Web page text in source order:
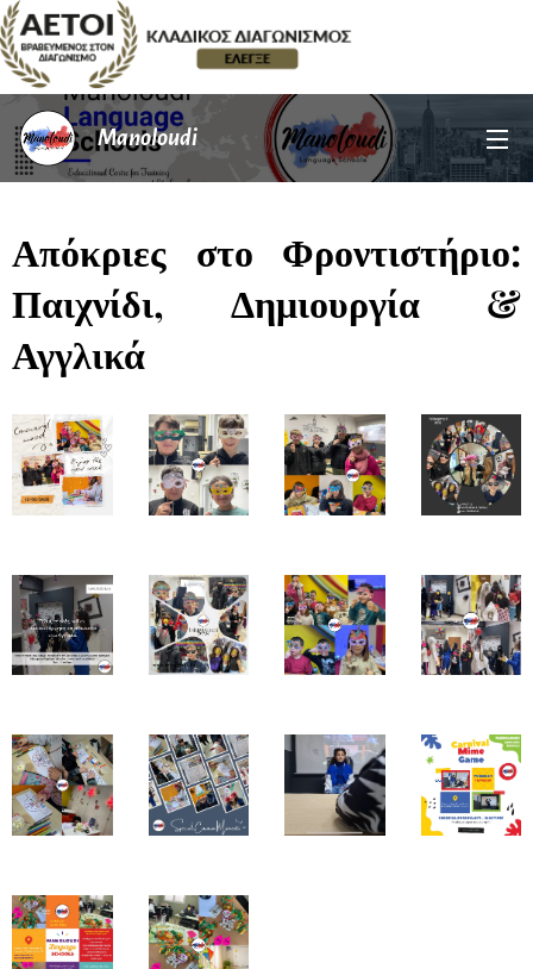
Manoloudi
Απόκριες στο Φροντιστήριο:
Παιχνίδι, Δημιουργία &
Αγγλικά